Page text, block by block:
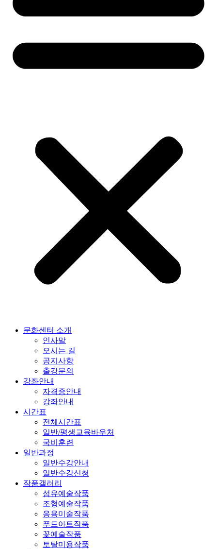
문화센터 소개
인사말
오시는 길
공지사항
출강문의
강좌안내
자격증안내
강좌안내
시간표
전체시간표
일반/평생교육바우처
국비훈련
일반과정
일반수강안내
일반수강신청
작품갤러리
섬유예술작품
조형예술작품
응용미술작품
푸드아트작품
꽃예술작품
토탈미용작품